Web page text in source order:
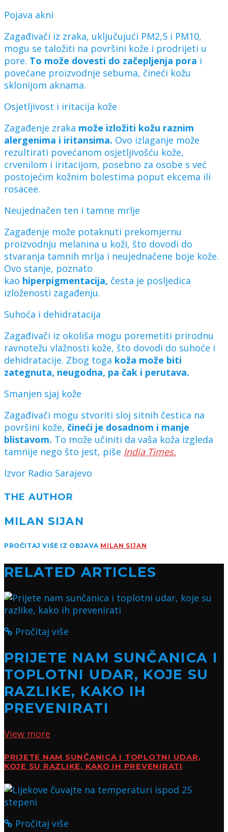
Pojava akni
Zagađivači iz zraka, uključujući PM2,5 i PM10,
mogu se taložiti na površini kože i prodrijeti u
pore. To može dovesti do začepljenja pora i
povećane proizvodnje sebuma, čineći kožu
sklonijom aknama.
Osjetljivost i iritacija kože
Zagađenje zraka može izložiti kožu raznim
alergenima i iritansima. Ovo izlaganje može
rezultirati povećanom osjetljivošću kože,
crvenilom i iritacijom, posebno za osobe s već
postojećim kožnim bolestima poput ekcema ili
rosacee.
Neujednačen ten i tamne mrlje
Zagađenje može potaknuti prekomjernu
proizvodnju melanina u koži, što dovodi do
stvaranja tamnih mrlja i neujednačene boje kože.
Ovo stanje, poznato
kao hiperpigmentacija, česta je posljedica
izloženosti zagađenju.
Suhoća i dehidratacija
Zagađivači iz okoliša mogu poremetiti prirodnu
ravnotežu vlažnosti kože, što dovodi do suhoće i
dehidratacije. Zbog toga koža može biti
zategnuta, neugodna, pa čak i perutava.
Smanjen sjaj kože
Zagađivači mogu stvoriti sloj sitnih čestica na
površini kože, čineći je dosadnom i manje
blistavom. To može učiniti da vaša koža izgleda
tamnije nego što jest, piše India Times.
Izvor Radio Sarajevo
THE AUTHOR
MILAN SIJAN
PROČITAJ VIŠE IZ OBJAVA MILAN SIJAN
RELATED ARTICLES
Pročitaj više
PRIJETE NAM SUNČANICA I
TOPLOTNI UDAR, KOJE SU
RAZLIKE, KAKO IH
PREVENIRATI
View more
PRIJETE NAM SUNČANICA I TOPLOTNI UDAR,
KOJE SU RAZLIKE, KAKO IH PREVENIRATI
Pročitaj više